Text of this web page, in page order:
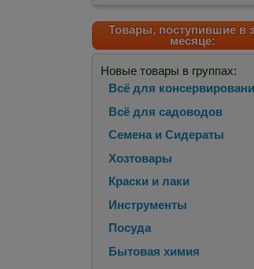
Товары, поступившие в
месяце:
Новые товары в группах:
Всё для
Всё для садоводов
Семена и Сидераты
Хозтовары
Краски и лаки
Инструменты
Посуда
Бытовая химия